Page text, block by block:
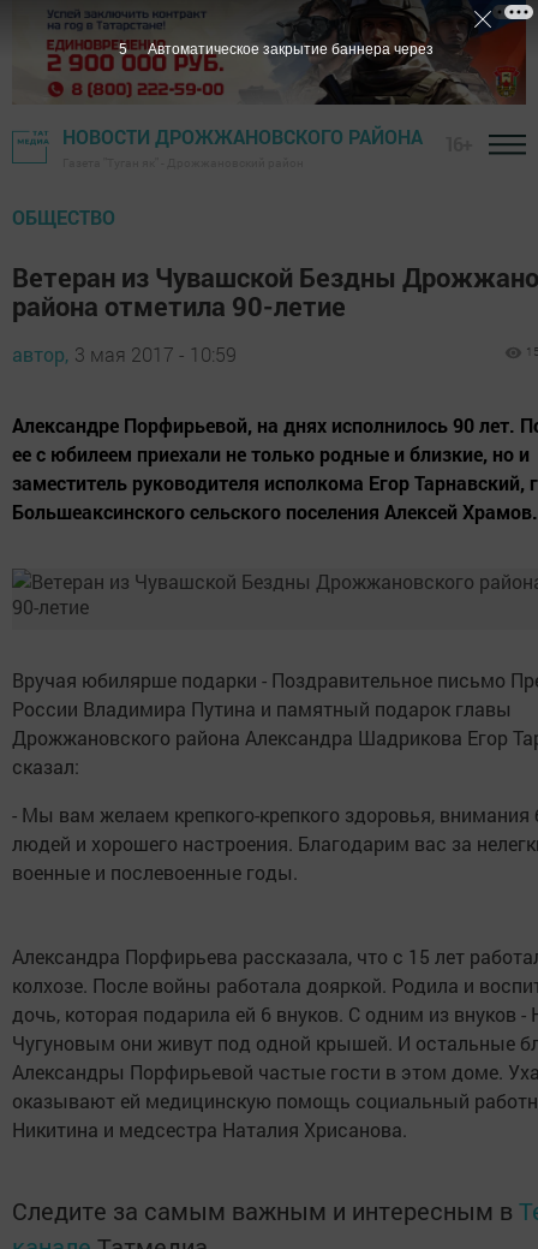
НОВОСТИ ДРОЖЖАНОВСКОГО РАЙОНА
ОБЩЕСТВО
Ветеран из Чувашской Бездны
района отметила 90-летие
автор, 3 мая 2017 - 10:59
Александре Порфирьевой, на днях исполнилось 90 лет.
ее с юбилеем приехали не только родные и близкие, но и
заместитель руководителя исполкома Егор Тарнавский,
Большеаксинского сельского поселения Алексей Храмов.
Вручая юбилярше подарки - Поздравительное письмо
России Владимира Путина и памятный подарок главы
Дрожжановского района Александра Шадрикова Егор
сказал:
- Мы вам желаем крепкого-крепкого здоровья, внимания
людей и хорошего настроения. Благодарим вас за
военные и послевоенные годы.
Александра Порфирьева рассказала, что с 15 лет
колхозе. После войны работала дояркой. Родила и
дочь, которая подарила ей 6 внуков. С одним из внуков -
Чугуновым они живут под одной крышей. И остальные
Александры Порфирьевой частые гости в этом доме.
оказывают ей медицинскую помощь социальный
Никитина и медсестра Наталия Хрисанова.
Следите за самым важным и интересным в
4 Автоматическое закрытие баннера через